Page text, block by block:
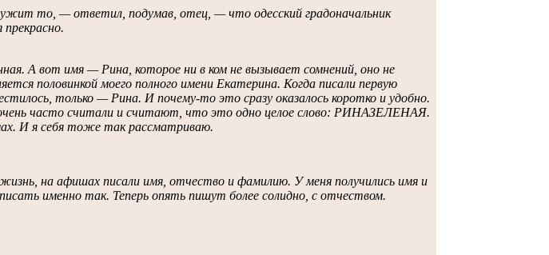
то, — ответил, подумав, отец, — что одесский градоначальник
прекрасно.
А вот имя — Рина, которое ни в ком не вызывает сомнений, оно не
половинкой моего полного имени Екатерина. Когда писали первую
только — Рина. И почему-то это сразу оказалось коротко и удобно.
часто считали и считают, что это одно целое слово: РИНАЗЕЛЕНАЯ.
И я себя тоже так рассматриваю.
на афишах писали имя, отчество и фамилию. У меня получились имя и
именно так. Теперь опять пишут более солидно, с отчеством.